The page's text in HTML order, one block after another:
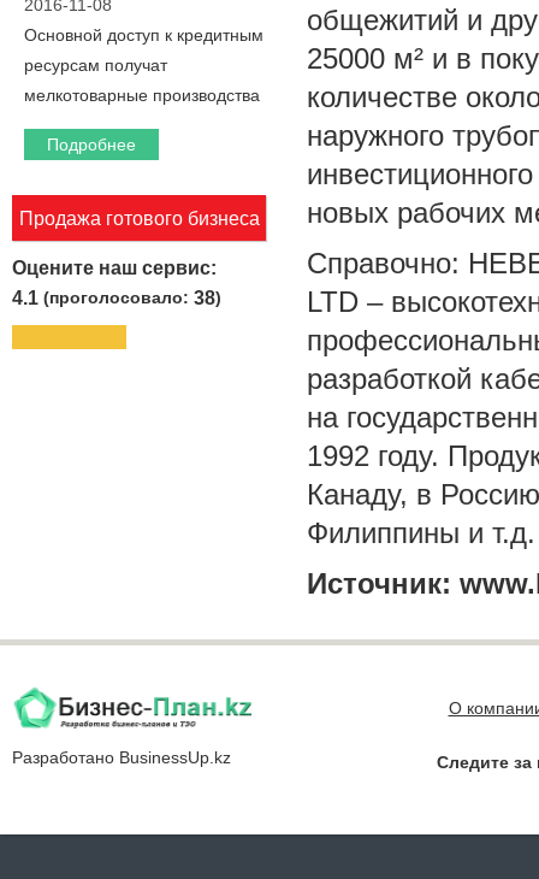
2016-11-08
Основной доступ к кредитным
ресурсам получат
мелкотоварные производства
Подробнее
Продажа готового бизнеса
Оцените наш сервис:
4.1 (проголосовало:38)
общежитий и
25000 м² и в
количестве
наружного
новых рабочих
Справочно:
LTD –
разработкой
на
1992 году.
Канаду, в
Филиппины и т.д.
Источник:
Разработано BusinessUp.kz
О
Следите за